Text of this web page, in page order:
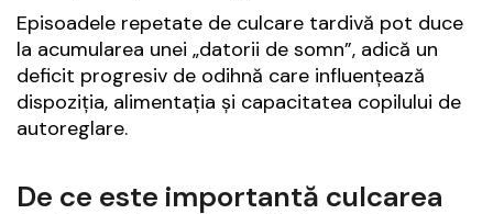
Episoadele repetate de culcare tardivă pot duce
la acumularea unei „datorii de somn”, adică un
deficit progresiv de odihnă care influențează
dispoziția, alimentația și capacitatea copilului de
autoreglare.
De ce este importantă culcarea